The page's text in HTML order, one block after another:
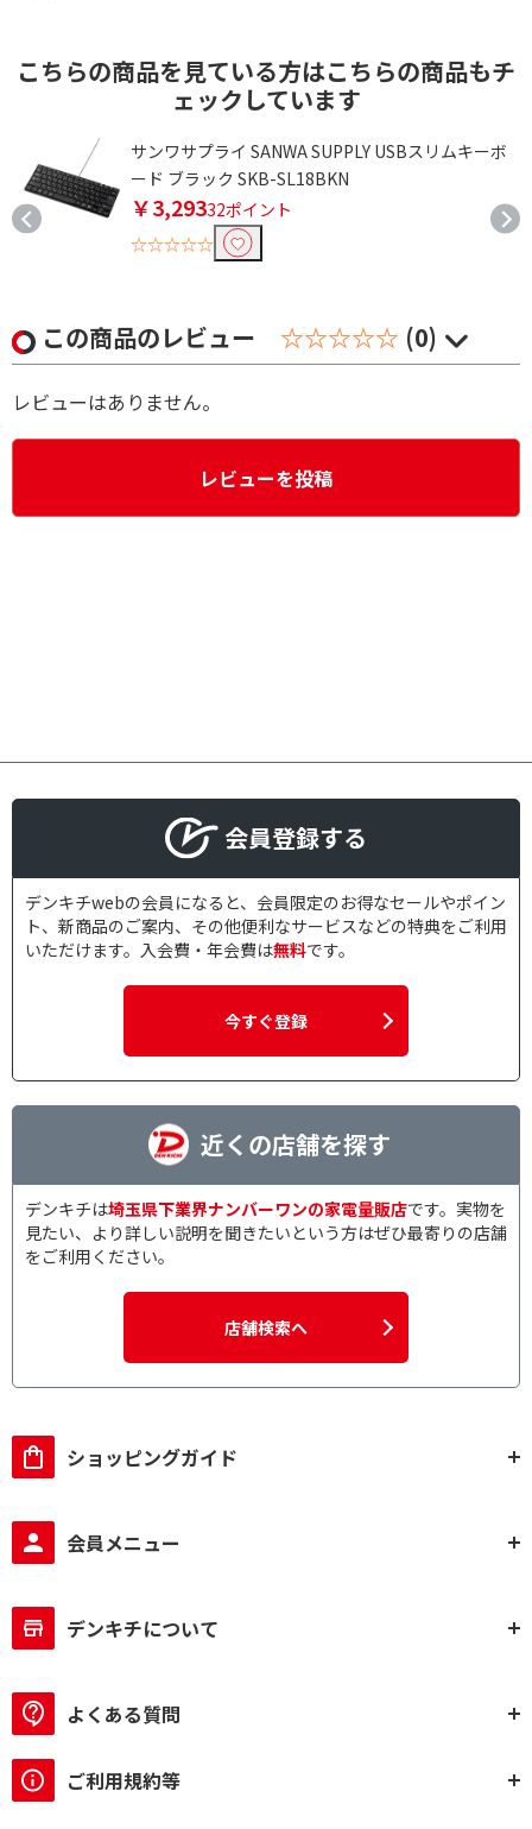
こちらの商品を見ている方はこちらの商品もチ
ェックしています
サンワサプライ SANWA SUPPLY USBスリムキーボ
ード ブラック SKB-SL18BKN
￥3,29332ポイント
☆☆☆☆☆
この商品のレビュー ☆☆☆☆☆ (0)
レビューはありません。
レビューを投稿
会員登録する
デンキチwebの会員になると、会員限定のお得なセールやポイン
ト、新商品のご案内、その他便利なサービスなどの特典をご利用
いただけます。入会費・年会費は無料です。
今すぐ登録
近くの店舗を探す
デンキチは埼玉県下業界ナンバーワンの家電量販店です。実物を
見たい、より詳しい説明を聞きたいという方はぜひ最寄りの店舗
をご利用ください。
店舗検索へ
ショッピングガイド
会員メニュー
デンキチについて
よくある質問
ご利用規約等